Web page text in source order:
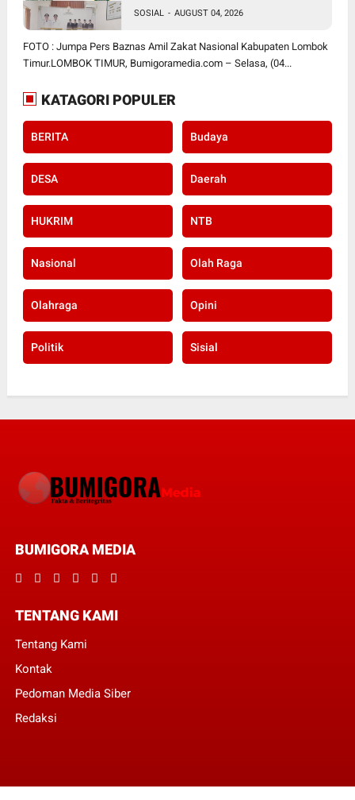
Lembaga Kesejahteraan Sosial
Anak
SOSIAL - AUGUST 04, 2026
FOTO : Jumpa Pers Baznas Amil Zakat Nasional Kabupaten Lombok
Timur.LOMBOK TIMUR, Bumigoramedia.com – Selasa, (04...
KATAGORI POPULER
BERITA Budaya
DESA Daerah
HUKRIM NTB
Nasional Olah Raga
Olahraga Opini
Politik Sisial
BUMIGORA MEDIA
TENTANG KAMI
Tentang Kami
Kontak
Pedoman Media Siber
Redaksi